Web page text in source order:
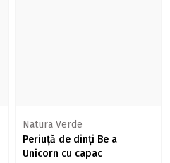
Natura Verde
Periuță de dinți Be a
Unicorn cu capac